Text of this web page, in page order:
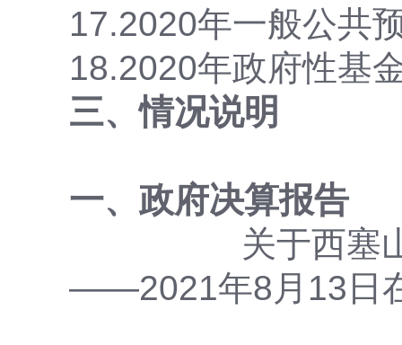
17.2020年一般公共
18.2020年政府性基
三、情况说明
一、政府决算报告
关于西塞
——2021年8月13日